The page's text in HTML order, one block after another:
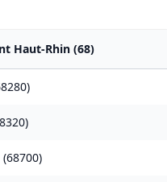
Haut-Rhin (68)
)
)
(68700)